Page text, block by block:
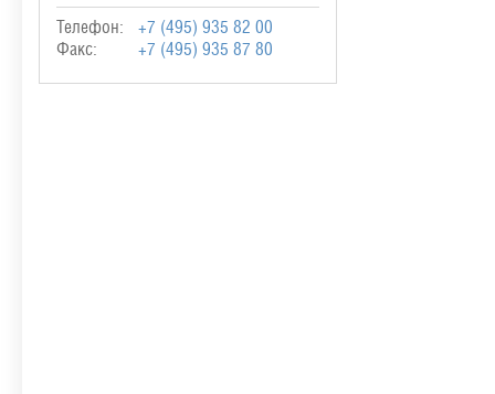
Телефон:
+7 (495) 935 82 00
Факс:
+7 (495) 935 87 80